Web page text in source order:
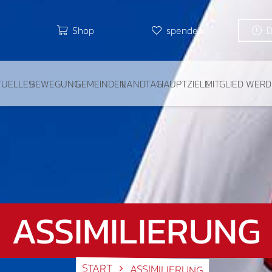
Shop spenden
BEWEGUNGGEMEINDENLANDTAGHAUPTZIELEMITGLIED
ASSIMILIERUNG
START